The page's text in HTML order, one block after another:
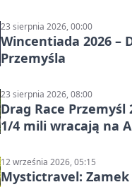
23 sierpnia 2026, 00:00
Wincentiada 2026 –
Przemyśla
23 sierpnia 2026, 08:00
Drag Race Przemyśl
1/4 mili wracają na
12 września 2026, 05:15
Mystictravel: Zamek